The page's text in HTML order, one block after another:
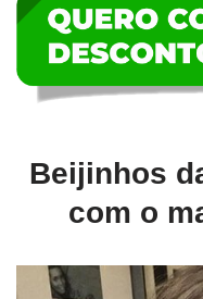
Beijinhos
com o